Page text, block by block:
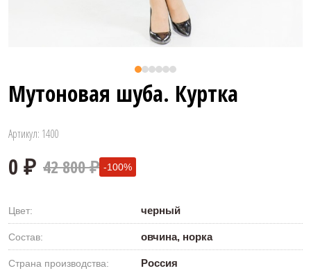
Мутоновая шуба. Куртка
Артикул: 1400
42 800 ₽ -100%
Цвет: черный
Состав: овчина, норка
Страна производства: Россия